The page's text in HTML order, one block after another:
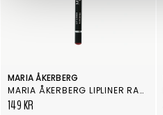
MARIA ÅKERBERG
MARIA ÅKERBERG LIPLINER RASPBERRY RED
149 KR